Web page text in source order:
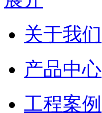
关于我们
产品中心
工程案例